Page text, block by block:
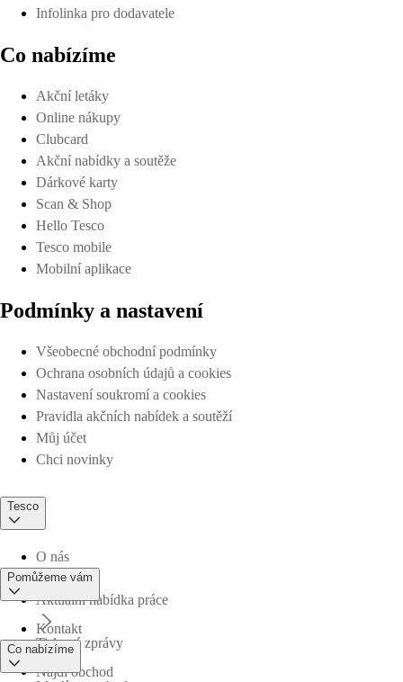
Infolinka pro dodavatele
Co nabízíme
Akční letáky
Online nákupy
Clubcard
Akční nabídky a soutěže
Dárkové karty
Scan & Shop
Hello Tesco
Tesco mobile
Mobilní aplikace
Podmínky a nastavení
Všeobecné obchodní podmínky
Ochrana osobních údajů a cookies
Nastavení soukromí a cookies
Pravidla akčních nabídek a soutěží
Můj účet
Chci novinky
Tesco
O nás
Aktuální nabídka práce
Tiskové zprávy
Pomůžeme vám
Kontakt
Najdi obchod
Co nabízíme